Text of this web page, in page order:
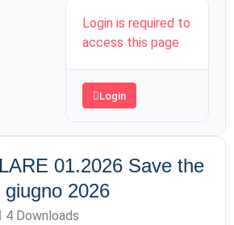
Login is required to
access this page
Login
01.2026 Save the
giugno 2026
4 Downloads